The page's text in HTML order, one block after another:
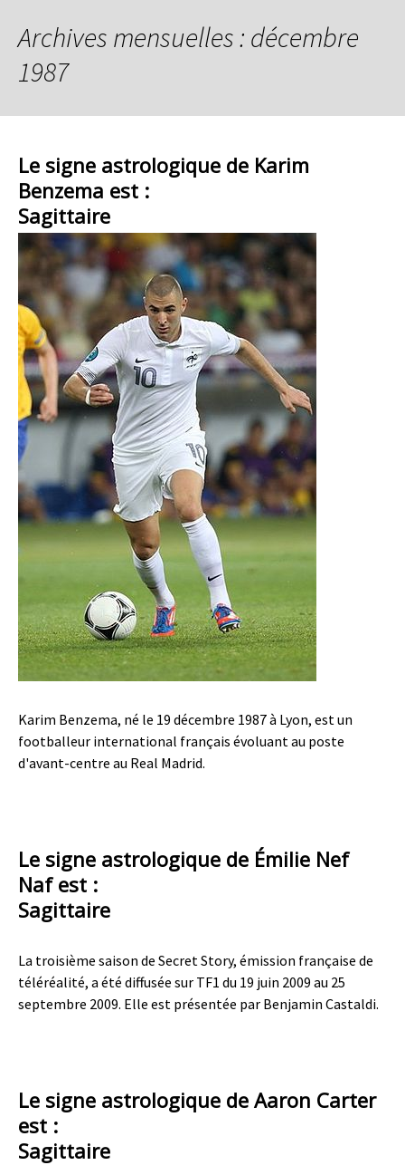
Archives mensuelles : décembre
1987
Le signe astrologique de Karim
Benzema est :
Sagittaire
Karim Benzema, né le 19 décembre 1987 à Lyon, est un
footballeur international français évoluant au poste
d'avant-centre au Real Madrid.
Le signe astrologique de Émilie Nef
Naf est :
Sagittaire
La troisième saison de Secret Story, émission française de
téléréalité, a été diffusée sur TF1 du 19 juin 2009 au 25
septembre 2009. Elle est présentée par Benjamin Castaldi.
Le signe astrologique de Aaron Carter
est :
Sagittaire